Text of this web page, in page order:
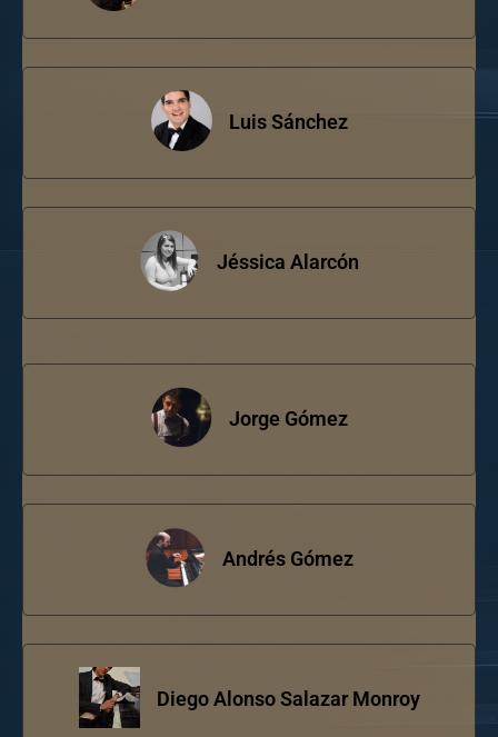
Luis Sánchez
Jéssica Alarcón
Jorge Gómez
Andrés Gómez
Diego Alonso Salazar Monroy